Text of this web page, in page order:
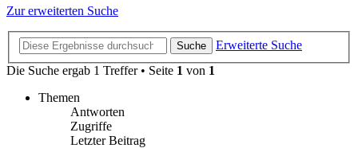
Zur erweiterten Suche
Suche
Erweiterte Suche
Die Suche ergab 1 Treffer • Seite 1 von 1
Themen
Antworten
Zugriffe
Letzter Beitrag